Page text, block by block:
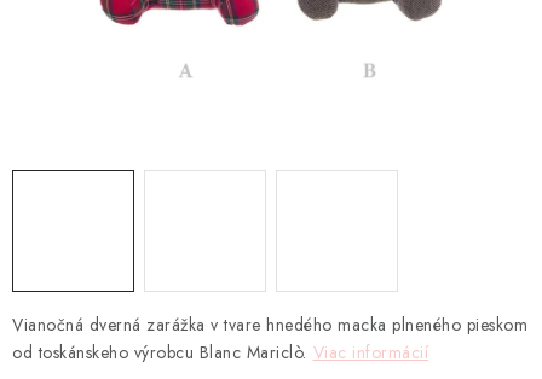
VŠETKY PRODUKTY
Vianočná dverná zarážka v tvare hnedého macka plneného pieskom
od toskánskeho výrobcu Blanc Mariclò. Viac informácií